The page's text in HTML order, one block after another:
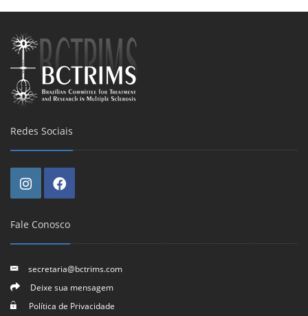
Redes Sociais
Fale Conosco
secretaria@bctrims.com
Deixe sua mensagem
Política de Privacidade